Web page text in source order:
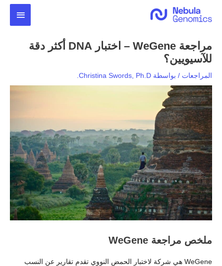
المحتوى
مراجعة WeGene – اختبار DNA أكثر دقة
للآسيويين؟
المراجعات / بواسطة Christina Swords, Ph.D.
ملخص مراجعة WeGene
WeGene هي شركة لاختبار الحمض النووي تقدم تقارير عن النسب